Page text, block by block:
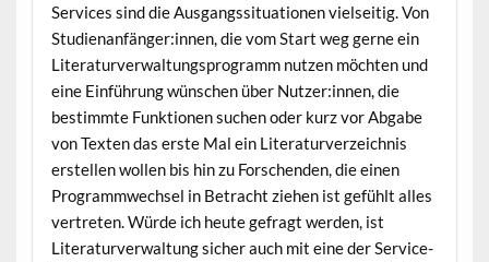
Services sind die Ausgangssituationen vielseitig. Von
Studienanfänger:innen, die vom Start weg gerne ein
Literaturverwaltungsprogramm nutzen möchten und
eine Einführung wünschen über Nutzer:innen, die
bestimmte Funktionen suchen oder kurz vor Abgabe
von Texten das erste Mal ein Literaturverzeichnis
erstellen wollen bis hin zu Forschenden, die einen
Programmwechsel in Betracht ziehen ist gefühlt alles
vertreten. Würde ich heute gefragt werden, ist
Literaturverwaltung sicher auch mit eine der Service-